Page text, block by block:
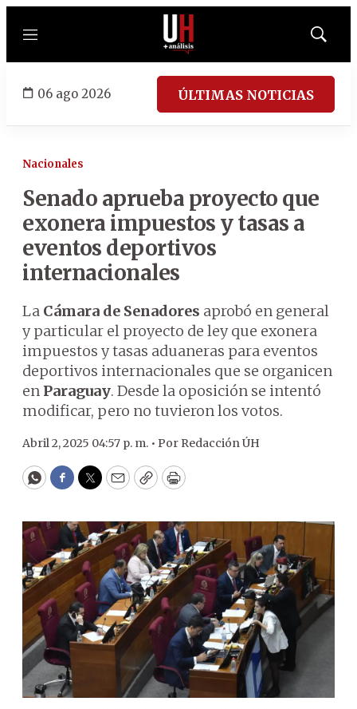
Menú
Mostrar
06 ago 2026 ÚLTIMAS NOTICIAS
Nacionales
Senado aprueba proyecto que
exonera impuestos y tasas a
eventos deportivos
internacionales
La Cámara de Senadores aprobó en general
y particular el proyecto de ley que exonera
impuestos y tasas aduaneras para eventos
deportivos internacionales que se organicen
en Paraguay. Desde la oposición se intentó
modificar, pero no tuvieron los votos.
Abril 2, 2025 04:57 p. m. • Por Redacción ÚH
WhatsApp
Facebook
Twitter
EmailCopyPrint